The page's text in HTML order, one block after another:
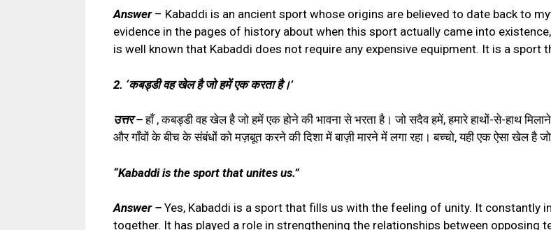
Answer– Kabaddi is an ancient sport whose origins are believed to date back to
evidence in the pages of history about when this sport actually came into
is well known that Kabaddi does not require any expensive equipment. It is a sport
2. ‘कबड्डी वह खेल है जो हमें एक करता है।’
उत्तर –हाँ , कबड्डी वह खेल है जो हमें एक होने की भावना से भरता है। जो सदैव हमें, हमारे हाथों-से-हाथ
और गाँवों के बीच के संबंधों को मज़बूत करने की दिशा में बाज़ी मारने में लगा रहा। बच्चो, यही एक ऐसा खेल है
“Kabaddi is the sport that unites us.”
Answer – Yes, Kabaddi is a sport that fills us with the feeling of unity. It constantly
together. It has played a role in strengthening the relationships between opposing